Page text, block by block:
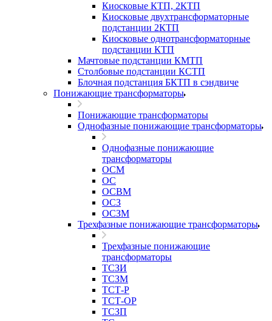
Киосковые КТП, 2КТП
Киосковые двухтрансформаторные
подстанции 2КТП
Киосковые однотрансформаторные
подстанции КТП
Мачтовые подстанции КМТП
Столбовые подстанции КСТП
Блочная подстанция БКТП в сэндвиче
Понижающие трансформаторы
Понижающие трансформаторы
Однофазные понижающие трансформаторы
Однофазные понижающие
трансформаторы
ОСМ
ОС
ОСВМ
ОСЗ
ОСЗМ
Трехфазные понижающие трансформаторы
Трехфазные понижающие
трансформаторы
ТСЗИ
ТСЗМ
ТСТ-Р
ТСТ-ОР
ТСЗП